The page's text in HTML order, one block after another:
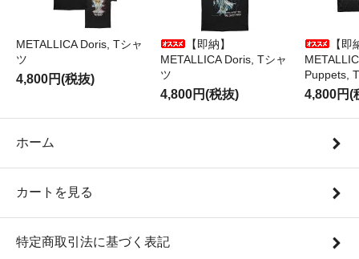
METALLICA Doris, Tシャ
ツ
4,800円(税抜)
【即納】
METALLICA Doris, Tシャ
ツ
4,800円(税抜)
【即
Puppets,
4,800円(
ホーム
カートを見る
特定商取引法に基づく表記